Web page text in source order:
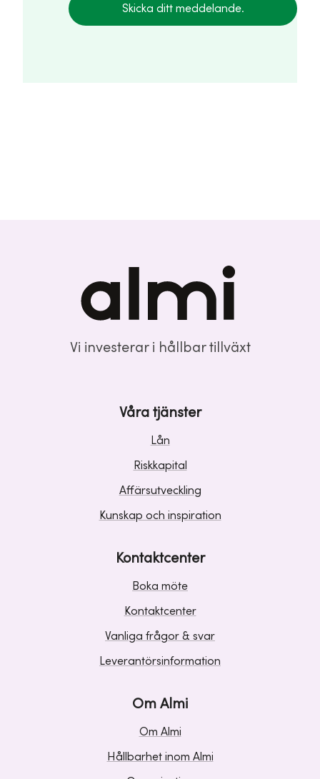
Skicka ditt meddelande.
Vi investerar i hållbar tillväxt
Våra tjänster
Lån
Riskkapital
Affärsutveckling
Kunskap och inspiration
Kontaktcenter
Boka möte
Kontaktcenter
Vanliga frågor & svar
Leverantörsinformation
Om Almi
Om Almi
Hållbarhet inom Almi